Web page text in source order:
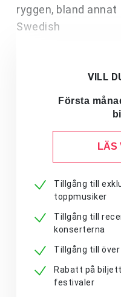
ryggen, bland annat
Swedish
VILL
Första
LÄS
Tillgång till
toppmusiker
Tillgång till
konserterna
Tillgång till
Rabatt på
festivaler